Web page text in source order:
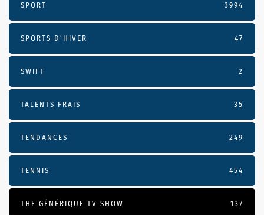
SPORT 3994
SPORTS D'HIVER 47
SWIFT 2
TALENTS FRAIS 35
TENDANCES 249
TENNIS 454
THE GÉNÉRIQUE TV SHOW 137